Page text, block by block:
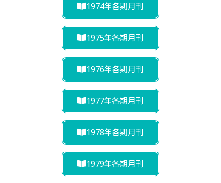
1974年各期月刊
1975年各期月刊
1976年各期月刊
1977年各期月刊
1978年各期月刊
1979年各期月刊